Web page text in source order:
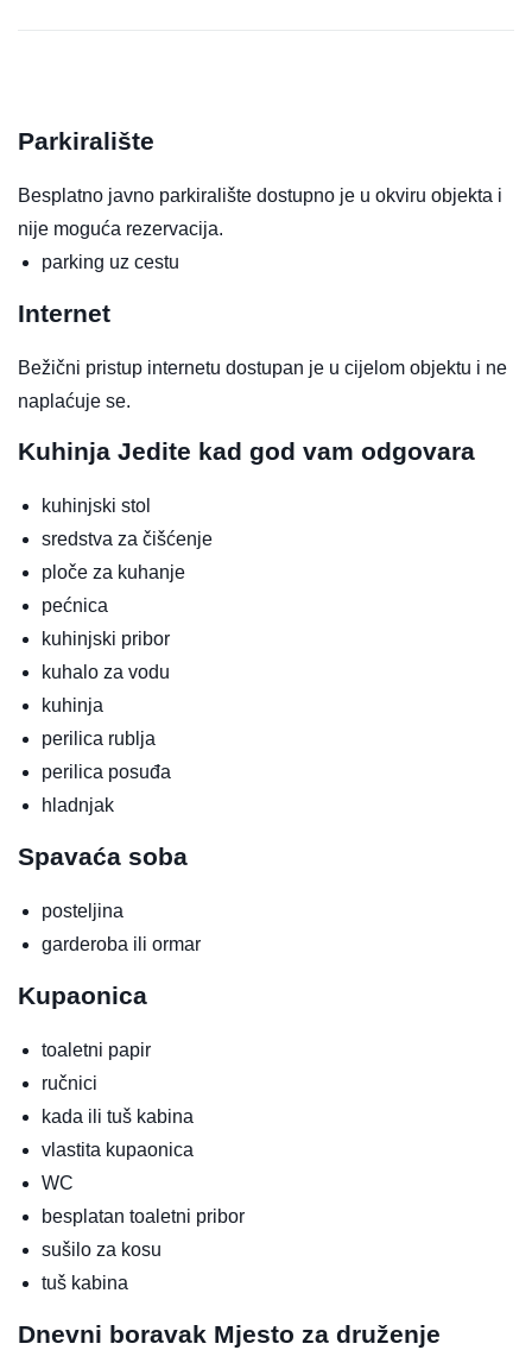
Parkiralište
Besplatno javno parkiralište dostupno je u okviru objekta i
nije moguća rezervacija.
parking uz cestu
Internet
Bežični pristup internetu dostupan je u cijelom objektu i ne
naplaćuje se.
Kuhinja Jedite kad god vam odgovara
kuhinjski stol
sredstva za čišćenje
ploče za kuhanje
pećnica
kuhinjski pribor
kuhalo za vodu
kuhinja
perilica rublja
perilica posuđa
hladnjak
Spavaća soba
posteljina
garderoba ili ormar
Kupaonica
toaletni papir
ručnici
kada ili tuš kabina
vlastita kupaonica
WC
besplatan toaletni pribor
sušilo za kosu
tuš kabina
Dnevni boravak Mjesto za druženje